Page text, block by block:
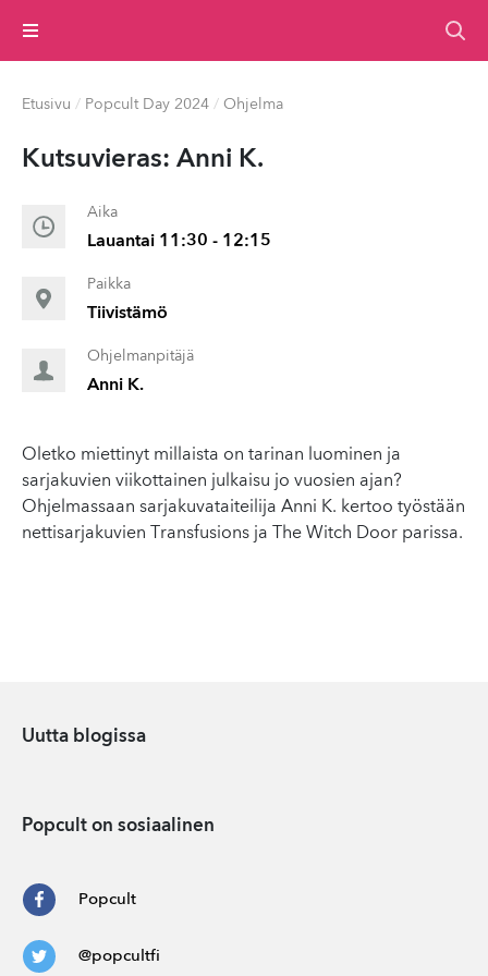
Valikko
Etusivu / Popcult Day 2024 / Ohjelma
Kutsuvieras: Anni K.
Aika
Lauantai 11:30 - 12:15
Paikka
Tiivistämö
Ohjelmanpitäjä
Anni K.
Oletko miettinyt millaista on tarinan luominen ja
sarjakuvien viikottainen julkaisu jo vuosien ajan?
Ohjelmassaan sarjakuvataiteilija Anni K. kertoo työstään
nettisarjakuvien Transfusions ja The Witch Door parissa.
Uutta blogissa
Popcult on sosiaalinen
Popcult
@popcultfi